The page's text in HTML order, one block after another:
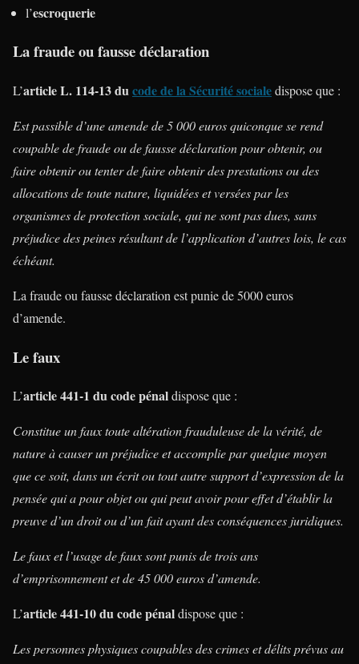
l’escroquerie
La fraude ou fausse déclaration
L’article L. 114-13 ducode de la Sécurité socialedispose que :
Est passible d’une amende de 5 000 euros quiconque se rend
coupable de fraude ou de fausse déclaration pour obtenir, ou
faire obtenir ou tenter de faire obtenir des prestations ou des
allocations de toute nature, liquidées et versées par les
organismes de protection sociale, qui ne sont pas dues, sans
préjudice des peines résultant de l’application d’autres lois, le cas
échéant.
La fraude ou fausse déclaration est punie de 5000 euros
d’amende.
Le faux
L’article 441-1 ducode pénaldispose que :
Constitue un faux toute altération frauduleuse de la vérité, de
nature à causer un préjudice et accomplie par quelque moyen
que ce soit, dans un écrit ou tout autre support d’expression de la
pensée qui a pour objet ou qui peut avoir pour effet d’établir la
preuve d’un droit ou d’un fait ayant des conséquences juridiques.
Le faux et l’usage de faux sont punis de trois ans
d’emprisonnement et de 45 000 euros d’amende.
L’article 441-10 ducode pénaldispose que :
Les personnes physiques coupables des crimes et délits prévus au